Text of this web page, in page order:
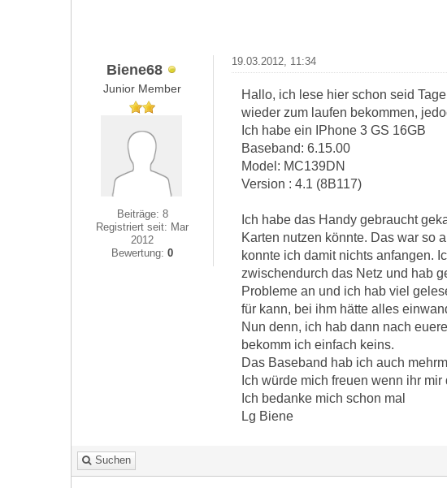
Biene68
Junior Member
Beiträge: 8
Registriert seit: Mar
2012
Bewertung:0
19.03.2012, 11:34
Hallo, ich lese hier schon seid
wieder zum laufen bekommen,
Ich habe ein IPhone 3 GS 16GB
Baseband: 6.15.00
Model: MC139DN
Version : 4.1 (8B117)
Ich habe das Handy gebraucht
Karten nutzen könnte. Das war so
konnte ich damit nichts anfangen.
zwischendurch das Netz und hab
Probleme an und ich hab viel
für kann, bei ihm hätte alles
Nun denn, ich hab dann nach
bekomm ich einfach keins.
Das Baseband hab ich auch
Ich würde mich freuen wenn ihr
Ich bedanke mich schon mal
Lg Biene
Suchen